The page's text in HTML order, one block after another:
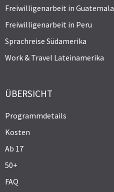
Freiwilligenarbeit in Guatemala
Freiwilligenarbeit in Peru
Sprachreise Südamerika
Work & Travel Lateinamerika
ÜBERSICHT
Programmdetails
Kosten
Ab 17
50+
FAQ